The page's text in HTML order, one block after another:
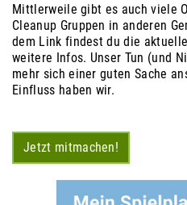
Mittlerweile gibt es auch viele
Cleanup Gruppen in anderen
dem Link findest du die
weitere Infos. Unser Tun (und
mehr sich einer guten Sache
Einfluss haben wir.
Jetzt mitmachen!